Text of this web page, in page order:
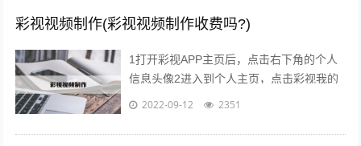
彩视视频制作(彩视视频制作收费吗?)
1打开彩视APP主页后，点击右下角的个人
信息头像2进入到个人主页，点击彩视我的
作品一项，选择一个视频，点击进去3接着
2022-09-12 2351